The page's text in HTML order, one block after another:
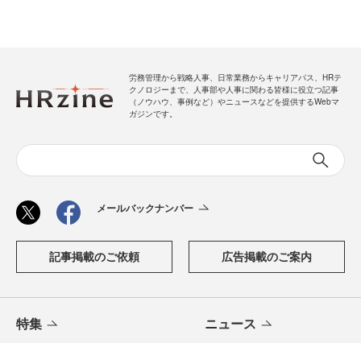
労務管理から戦略人事、日常業務からキャリアパス、HRテ
クノロジーまで、人事部や人事に関わる皆様に役立つ記事
（ノウハウ、事例など）やニュースなどを提供するWebマ
ガジンです。
メールバックナンバー
記事掲載のご依頼 広告掲載のご案内
特集 ニュース